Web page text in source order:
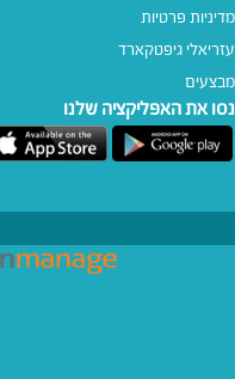
מדיניות פרטיות
עזריאלי גיפטקארד
מבצעים
נסו את האפליקציה שלנו